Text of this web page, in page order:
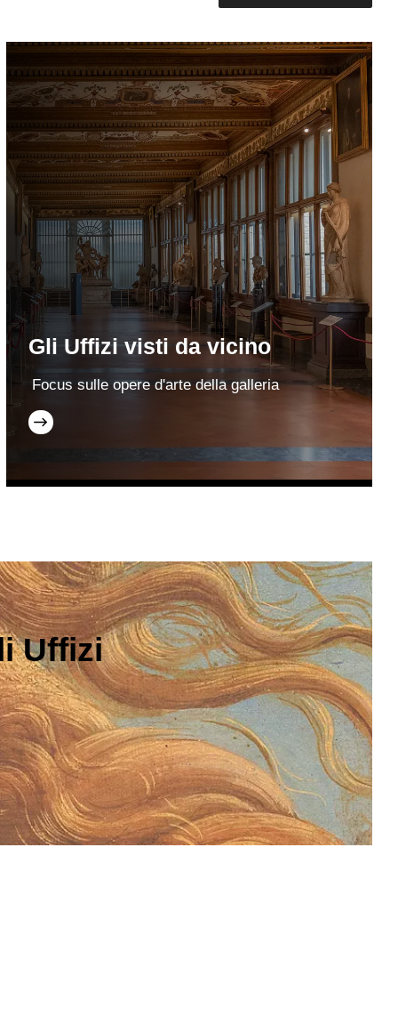
Gli Uffizi visti da vicino
Focus sulle opere d'arte della galleria
Uffizi